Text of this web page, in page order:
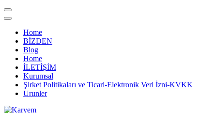
Home
BİZDEN
Blog
Home
İLETİŞİM
Kurumsal
Şirket Politikaları ve Ticari-Elektronik Veri İzni-KVKK
Urunler